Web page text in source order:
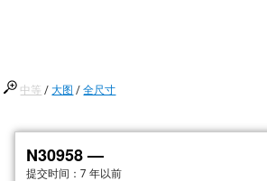
中等 /大图 /全尺寸
N30958 —
提交时间：7 年以前